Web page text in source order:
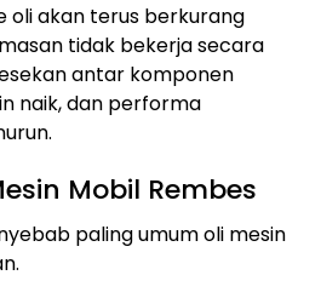
oli akan terus berkurang
tidak bekerja secara
antar komponen
naik, dan performa
Mobil Rembes
paling umum oli mesin